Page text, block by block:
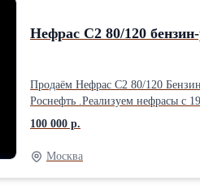
Нефрас С2 80/120
Продаём Нефрас С2 80/120
Роснефть .Реализуем нефрасы с
Особенность нефраса - его
Плотность, г/см3, не более 0,700
более 1 5. Бромное число, г
отсутствие 8. Массовая доля
отсутствие Области
100 000 р.
Москва